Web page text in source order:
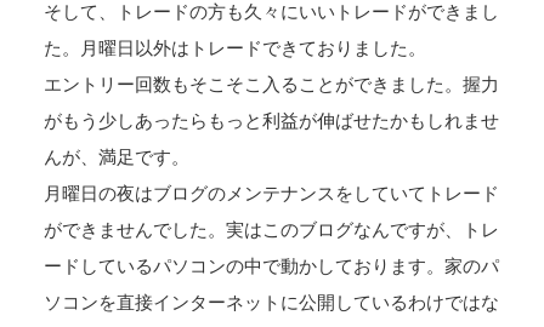
そして、トレードの方も久々にいいトレードができまし
た。月曜日以外はトレードできておりました。
エントリー回数もそこそこ入ることができました。握力
がもう少しあったらもっと利益が伸ばせたかもしれませ
んが、満足です。
月曜日の夜はブログのメンテナンスをしていてトレード
ができませんでした。実はこのブログなんですが、トレ
ードしているパソコンの中で動かしております。家のパ
ソコンを直接インターネットに公開しているわけではな